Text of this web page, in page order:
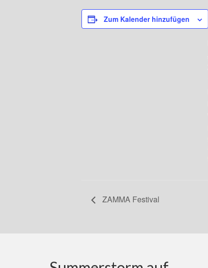
Zum Kalender hinzufügen
ZAMMA Festival